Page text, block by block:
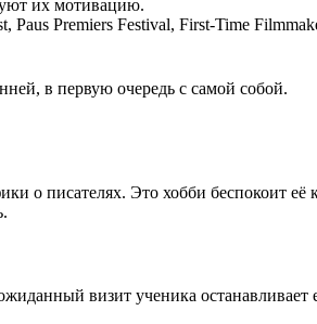
их мотивацию.
Premiers Festival, First-Time
в первую очередь с самой собой.
о писателях. Это хобби беспокоит
визит ученика